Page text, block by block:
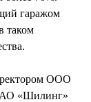
гаражом
таком
ООО
«Шилинг»